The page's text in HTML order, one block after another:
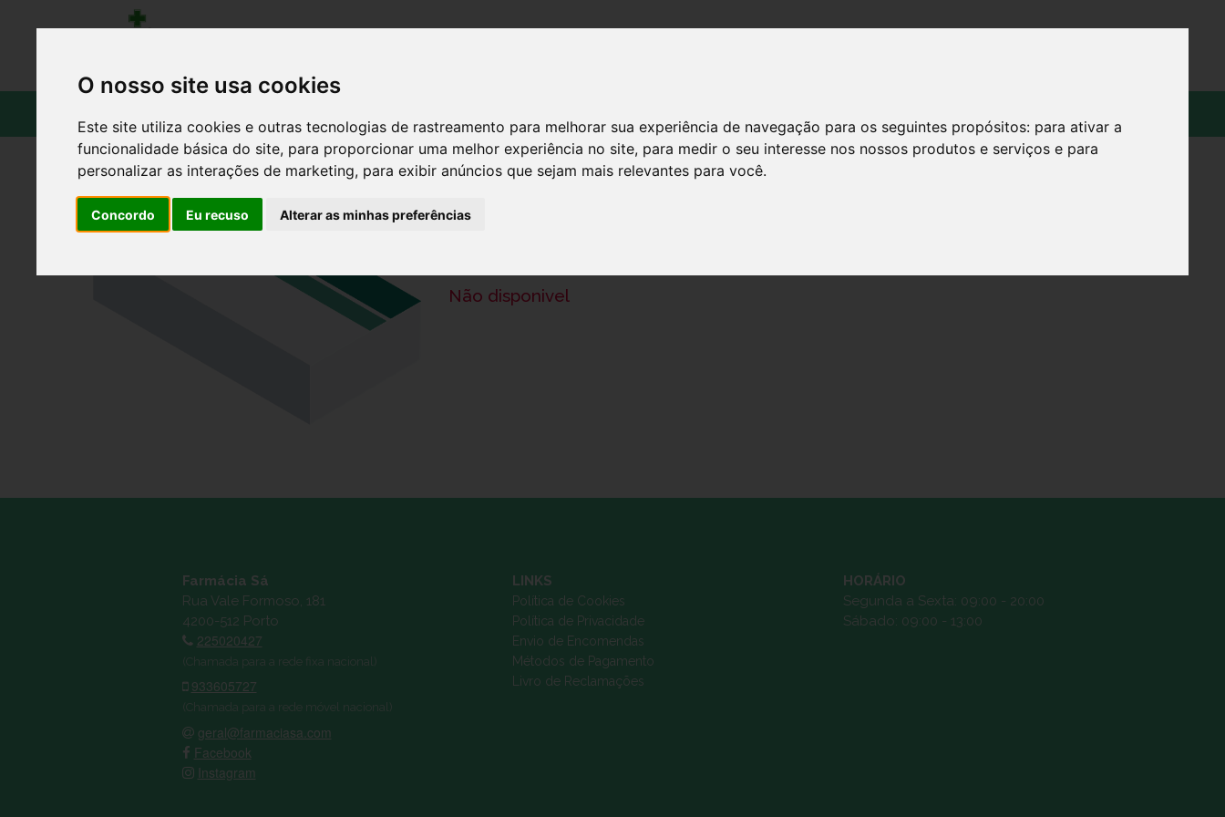
O nosso site usa cookies
Este site utiliza cookies e outras tecnologias de rastreamento para melhorar sua experiência de navegação para os seguintes propósitos: para ativar a
funcionalidade básica do site, para proporcionar uma melhor experiência no site, para medir o seu interesse nos nossos produtos e serviços e para
personalizar as interações de marketing, para exibir anúncios que sejam mais relevantes para você.
Concordo Eu recuso Alterar as minhas preferências
PERFUME MASCULINO 30ML Nº 73
Ref.: 8424730039017
Não disponivel
Farmácia Sá
Rua Vale Formoso, 181
4200-512 Porto
225020427
(Chamada para a rede fixa nacional)
933605727
(Chamada para a rede móvel nacional)
geral@farmaciasa.com
Facebook
Instagram
LINKS
Política de Cookies
Política de Privacidade
Envio de Encomendas
Métodos de Pagamento
Livro de Reclamações
HORÁRIO
Segunda a Sexta: 09:00 - 20:00
Sábado: 09:00 - 13:00